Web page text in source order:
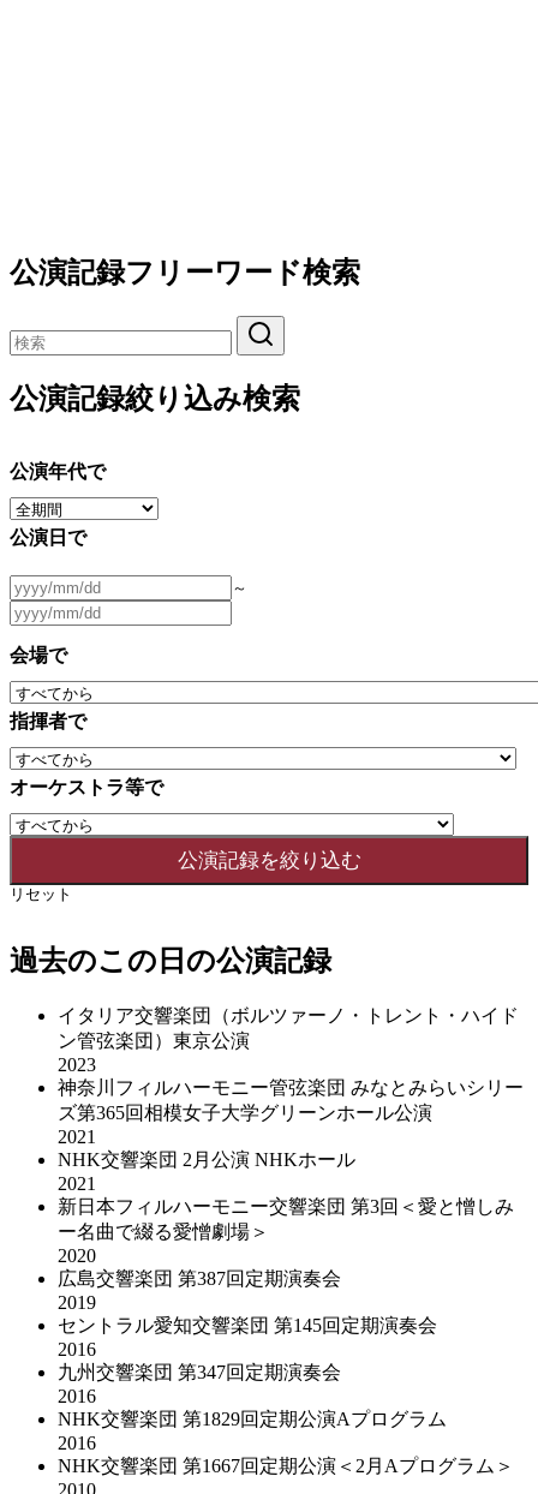
公演記録フリーワード検索
公演記録絞り込み検索
公演年代で
公演日で
～
会場で
指揮者で
オーケストラ等で
リセット
過去のこの日の公演記録
イタリア交響楽団（ボルツァーノ・トレント・ハイド
ン管弦楽団）東京公演
2023
神奈川フィルハーモニー管弦楽団 みなとみらいシリー
ズ第365回相模女子大学グリーンホール公演
2021
NHK交響楽団 2⽉公演 NHKホール
2021
新日本フィルハーモニー交響楽団 第3回＜愛と憎しみ
ー名曲で綴る愛憎劇場＞
2020
広島交響楽団 第387回定期演奏会
2019
セントラル愛知交響楽団 第145回定期演奏会
2016
九州交響楽団 第347回定期演奏会
2016
NHK交響楽団 第1829回定期公演Aプログラム
2016
NHK交響楽団 第1667回定期公演＜2月Aプログラム＞